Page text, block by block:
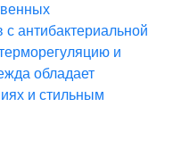
антибактериальной
и
обладает
и стильным